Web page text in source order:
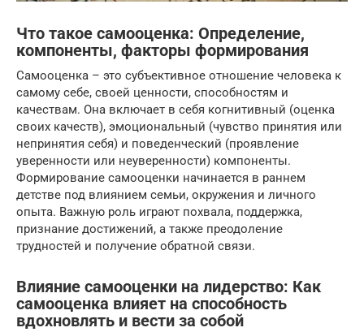
Что такое самооценка: Определение,
компоненты, факторы формирования
Самооценка – это субъективное отношение человека к
самому себе, своей ценности, способностям и
качествам. Она включает в себя когнитивный (оценка
своих качеств), эмоциональный (чувство принятия или
непринятия себя) и поведенческий (проявление
уверенности или неуверенности) компоненты.
Формирование самооценки начинается в раннем
детстве под влиянием семьи, окружения и личного
опыта. Важную роль играют похвала, поддержка,
признание достижений, а также преодоление
трудностей и получение обратной связи.
Влияние самооценки на лидерство: Как
самооценка влияет на способность
вдохновлять и вести за собой